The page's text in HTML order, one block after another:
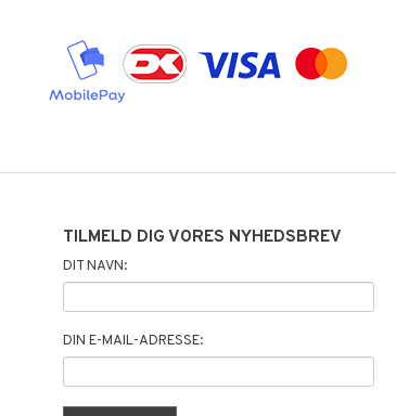
TILMELD DIG VORES NYHEDSBREV
DIT NAVN:
DIN E-MAIL-ADRESSE: